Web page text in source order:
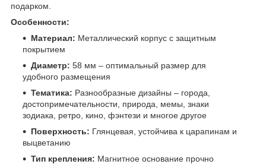
подарком.
Особенности:
Материал: Металлический корпус с защитным
покрытием
Диаметр: 58 мм – оптимальный размер для
удобного размещения
Тематика: Разнообразные дизайны – города,
достопримечательности, природа, мемы, знаки
зодиака, ретро, кино, фэнтези и многое другое
Поверхность: Глянцевая, устойчива к царапинам и
выцветанию
Тип крепления: Магнитное основание прочно